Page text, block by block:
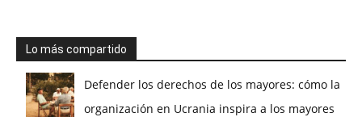
Lo más compartido
Defender los derechos de los mayores: cómo la
organización en Ucrania inspira a los mayores